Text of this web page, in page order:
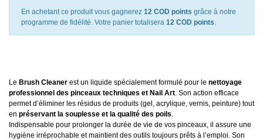
En achetant ce produit vous gagnerez 12 COD points grâce à notre
programme de fidélité. Votre panier totalisera 12 COD points.
Le Brush Cleaner est un liquide spécialement formulé pour le nettoyage
professionnel des pinceaux techniques et Nail Art. Son action efficace
permet d’éliminer les résidus de produits (gel, acrylique, vernis, peinture) tout
en préservant la souplesse et la qualité des poils.
Indispensable pour prolonger la durée de vie de vos pinceaux, il assure une
hygiène irréprochable et maintient des outils toujours prêts à l’emploi. Son